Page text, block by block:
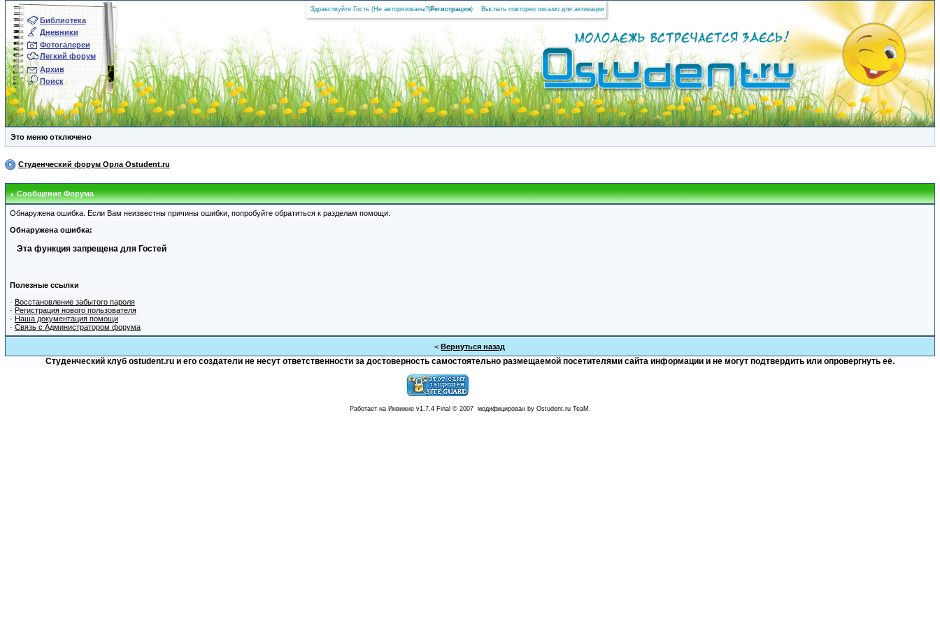
Библиотека
Дневники
Фотогалереи
Легкий форум
Архив
Поиск
Здравствуйте Гость (Не авторизованы? Регистрация) Выслать повторно письмо для активации
Это меню отключено
Студенческий форум Орла Ostudent.ru
Сообщение Форума
Обнаружена ошибка. Если Вам неизвестны причины ошибки, попробуйте обратиться к разделам помощи.
Обнаружена ошибка:
Эта функция запрещена для Гостей
Полезные ссылки
· Восстановление забытого пароля
· Регистрация нового пользователя
· Наша документация помощи
· Связь с Администратором форума
<Вернуться назад
Студенческий клуб ostudent.ru и его создатели не несут ответственности за достоверность самостоятельно размещаемой посетителями сайта информации и не могут подтвердить или опровергнуть её.
Работает на Инвижне v1.7.4 Final © 2007 модифицирован by Ostudent.ru TeaM.